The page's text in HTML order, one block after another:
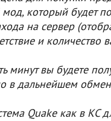
который будет
на сервер
и количество
минут вы будете
в дальнейшем
Quake как в КС